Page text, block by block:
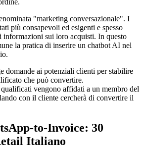
"marketing conversazionale". I
più consapevoli ed esigenti e spesso
informazioni sui loro acquisti. In questo
la pratica di inserire un chatbot AI nel
domande ai potenziali clienti per stabilire
che può convertire.
qualificati vengono affidati a un membro del
con il cliente cercherà di convertire il
to-Invoice: 30
Italiano